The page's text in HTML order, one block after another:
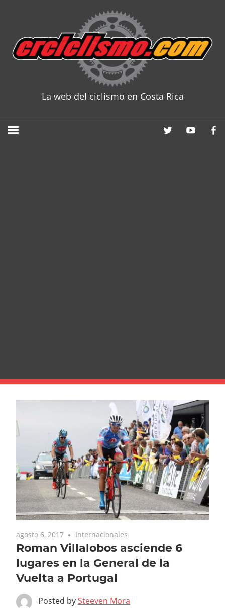
content
La web del ciclismo en Costa Rica
agosto 6, 2017 Internacionales
Roman Villalobos asciende 6
lugares en la General de la
Vuelta a Portugal
Posted bySteeven Mora